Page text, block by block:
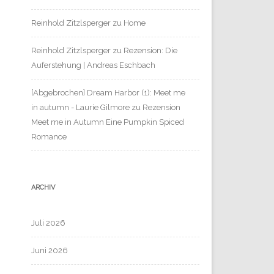
Reinhold Zitzlsperger zu Home
Reinhold Zitzlsperger zu Rezension: Die
Auferstehung | Andreas Eschbach
[Abgebrochen] Dream Harbor (1): Meet me
in autumn - Laurie Gilmore zu Rezension
Meet me in Autumn Eine Pumpkin Spiced
Romance
ARCHIV
Juli 2026
Juni 2026